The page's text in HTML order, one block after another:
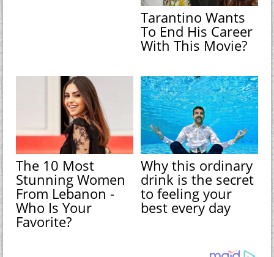
Tarantino Wants
To End His Career
With This Movie?
The 10 Most
Stunning Women
From Lebanon -
Who Is Your
Favorite?
Why this ordinary
drink is the secret
to feeling your
best every day